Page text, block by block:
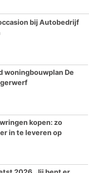
bij Autobedrijf
woningbouwplan De
kopen: zo
in te leveren op